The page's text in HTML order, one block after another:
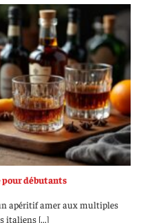
pour débutants
apéritif amer aux multiples
italiens [...]